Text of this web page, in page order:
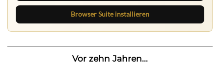
Browser Suite installieren
Vor zehn Jahren...